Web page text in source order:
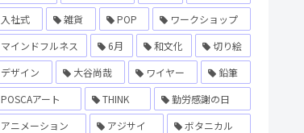
入社式
雑貨 POP
ワークショップ
マインドフルネス
6月 和文化
切り絵
デザイン
大谷尚哉 ワイヤー
鉛筆
POSCAアート
THINK
勤労感謝の日
アニメーション
アジサイ
ボタニカル